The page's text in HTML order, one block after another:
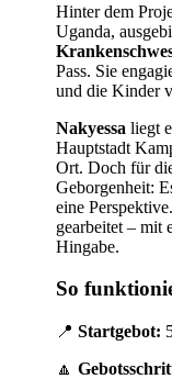
Hinter dem
Uganda,
Pass. Sie
und die Kinder
Nakyessa liegt
Hauptstadt
Ort. Doch für
Geborgenheit:
eine
gearbeitet – mit
Hingabe.
So
📍 Startgebot:
🔼